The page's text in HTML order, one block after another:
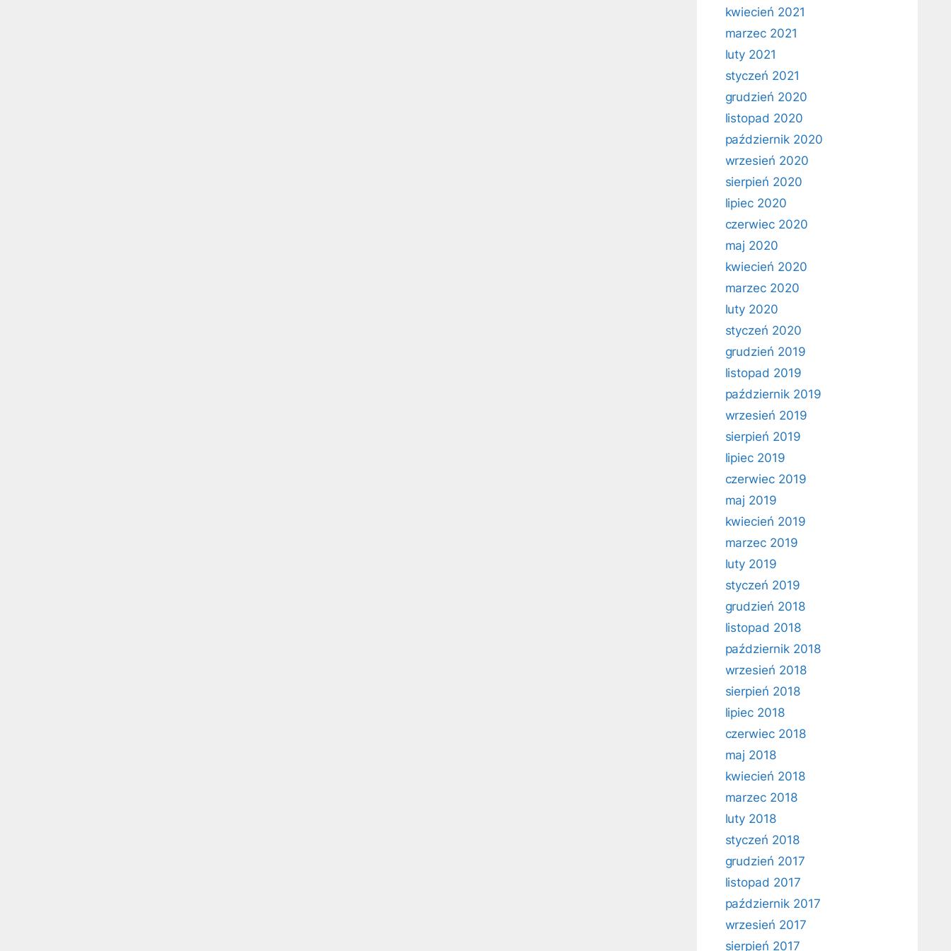
kwiecień 2021
marzec 2021
luty 2021
styczeń 2021
grudzień 2020
listopad 2020
październik 2020
wrzesień 2020
sierpień 2020
lipiec 2020
czerwiec 2020
maj 2020
kwiecień 2020
marzec 2020
luty 2020
styczeń 2020
grudzień 2019
listopad 2019
październik 2019
wrzesień 2019
sierpień 2019
lipiec 2019
czerwiec 2019
maj 2019
kwiecień 2019
marzec 2019
luty 2019
styczeń 2019
grudzień 2018
listopad 2018
październik 2018
wrzesień 2018
sierpień 2018
lipiec 2018
czerwiec 2018
maj 2018
kwiecień 2018
marzec 2018
luty 2018
styczeń 2018
grudzień 2017
listopad 2017
październik 2017
wrzesień 2017
sierpień 2017